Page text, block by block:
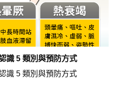
識 5 類別與預防方式
識 5 類別與預防方式